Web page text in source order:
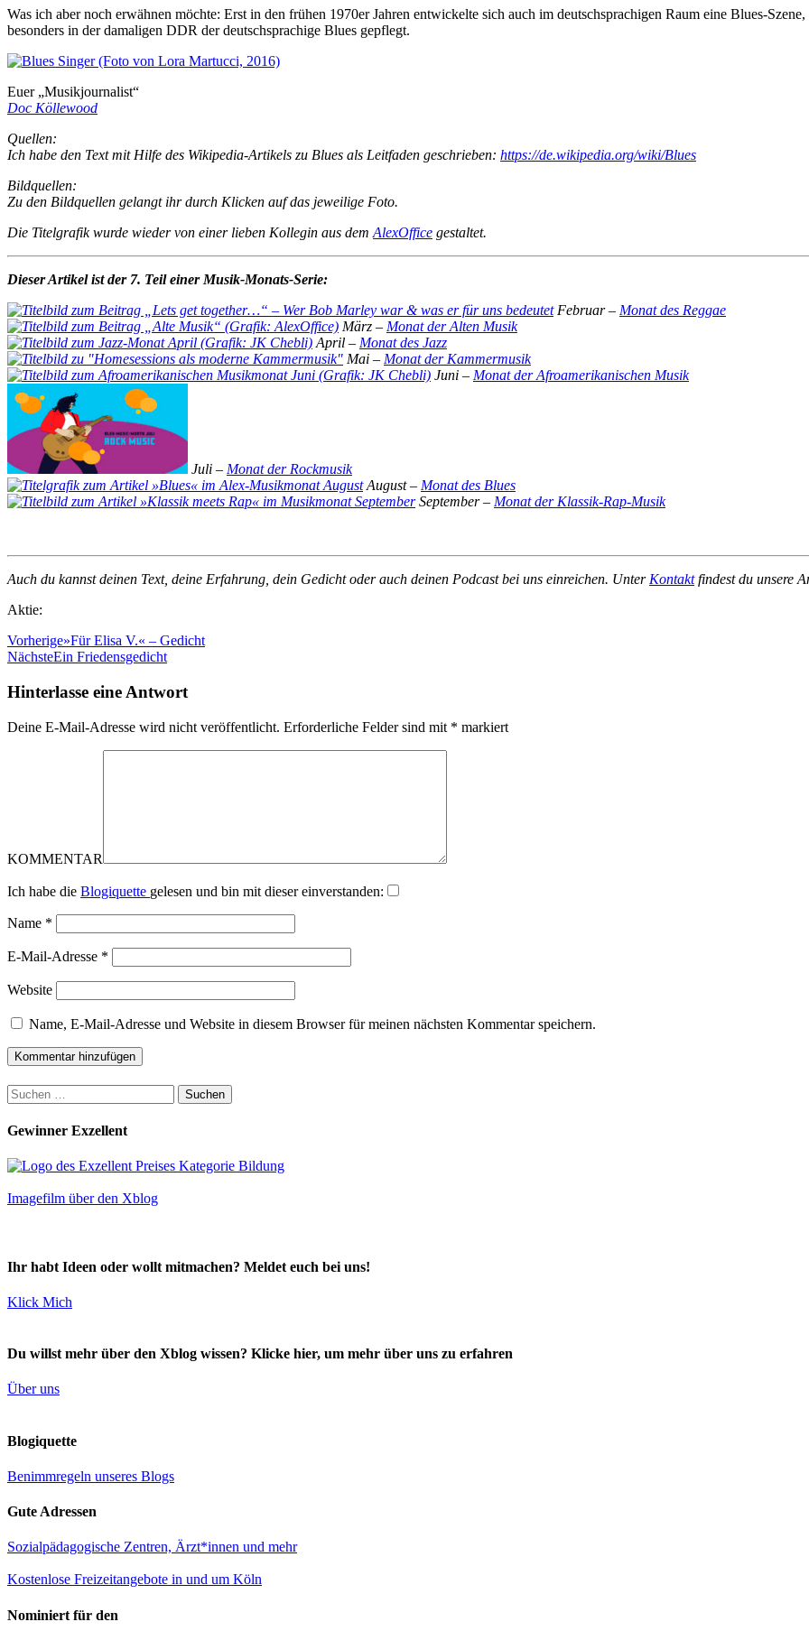
Was ich aber noch erwähnen möchte: Erst in den frühen 1970er Jahren entwickelte sich auch im deutschsprachigen Raum eine Blues-
besonders in der damaligen DDR der deutschsprachige Blues gepflegt.
Euer „Musikjournalist“
Doc Köllewood
Quellen:
Ich habe den Text mit Hilfe des Wikipedia-Artikels zu Blues als Leitfaden geschrieben: https://de.wikipedia.org/wiki/Blues
Bildquellen:
Zu den Bildquellen gelangt ihr durch Klicken auf das jeweilige Foto.
Die Titelgrafik wurde wieder von einer lieben Kollegin aus dem AlexOffice gestaltet.
Dieser Artikel ist der 7. Teil einer Musik-Monats-Serie:
Februar – Monat des Reggae
März – Monat der Alten Musik
April – Monat des Jazz
Mai – Monat der Kammermusik
Juni – Monat der Afroamerikanischen Musik
Juli – Monat der Rockmusik
August – Monat des Blues
September – Monat der Klassik-Rap-Musik
Auch du kannst deinen Text, deine Erfahrung, dein Gedicht oder auch deinen Podcast bei uns einreichen. Unter Kontaktfindest du unsere
Aktie:
Vorherige»Für Elisa V.« – Gedicht
NächsteEin Friedensgedicht
Hinterlasse eine Antwort
Deine E-Mail-Adresse wird nicht veröffentlicht. Erforderliche Felder sind mit * markiert
KOMMENTAR
Ich habe die Blogiquette gelesen und bin mit dieser einverstanden:
Name *
E-Mail-Adresse *
Website
Name, E-Mail-Adresse und Website in diesem Browser für meinen nächsten Kommentar speichern.
Suchen
nach:
Gewinner Exzellent
Imagefilm über den Xblog
Ihr habt Ideen oder wollt mitmachen? Meldet euch bei uns!
Klick Mich
Du willst mehr über den Xblog wissen? Klicke hier, um mehr über uns zu erfahren
Über uns
Blogiquette
Benimmregeln unseres Blogs
Gute Adressen
Sozialpädagogische Zentren, Ärzt*innen und mehr
Kostenlose Freizeitangebote in und um Köln
Nominiert für den